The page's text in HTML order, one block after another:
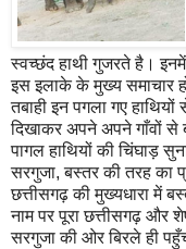
स्वच्छंद हाथी गुजरते है।
इस इलाके के मुख्य समाचार
तबाही इन पगला गए
दिखाकर अपने अपने गाँवों से
पागल हाथियों की चिंघाड़
सरगुजा,बस्तर की तरह का
छत्तीसगढ़ की मुख्यधारा में
नाम पर पूरा छत्तीसगढ़ और
सरगुजा की ओर बिरले ही